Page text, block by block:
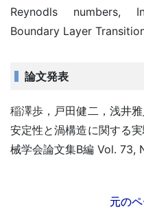
Reynodls numbers,
Boundary Layer
論文発表
稲澤歩，戸田健二，浅井
安定性と渦構造に関する
械学会論文集B編 Vol. 73,
元の